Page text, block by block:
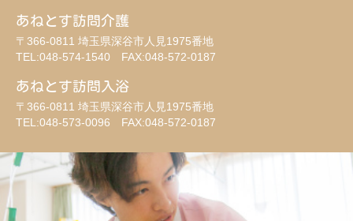
あねとす訪問介護
〒366-0811 埼玉県深谷市人見1975番地
TEL:048-574-1540 FAX:048-572-0187
あねとす訪問入浴
〒366-0811 埼玉県深谷市人見1975番地
TEL:048-573-0096 FAX:048-572-0187